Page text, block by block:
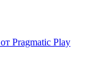
Pragmatic Play